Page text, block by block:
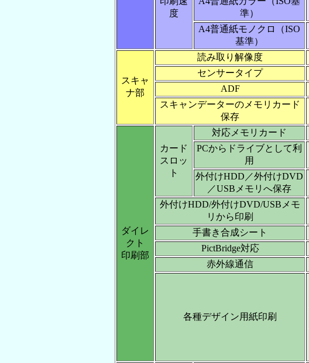
度
準）
A4普通紙モノクロ（ISO
基準）
スキャ
ナ部
読み取り解像度
センサータイプ
ADF
スキャンデーターのメモリカード
保存
ダイレ
クト
印刷部
カード
スロッ
ト
対応メモリカード
PCからドライブとして利
用
外付けHDD／外付けDVD
／USBメモリへ保存
外付けHDD/外付けDVD/USBメモ
リから印刷
手書き合成シート
PictBridge対応
赤外線通信
各種デザイン用紙印刷